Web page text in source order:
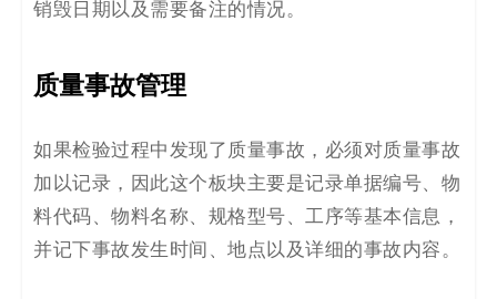
销毁日期以及需要备注的情况。
质量事故管理
如果检验过程中发现了质量事故，必须对质量事故
加以记录， 因此这个板块主要是记录单据编号、物
料代码、物料名称、规格型号、工序等基本信息，
并记下事故发生时间、地点以及详细的事故内容。